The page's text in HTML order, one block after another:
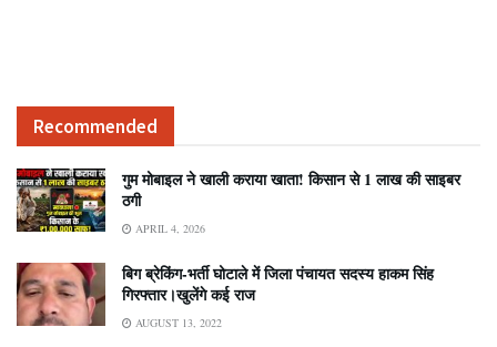
Recommended
गुम मोबाइल ने खाली कराया खाता! किसान से 1 लाख की साइबर
ठगी
APRIL 4, 2026
बिग ब्रेकिंग-भर्ती घोटाले में जिला पंचायत सदस्य हाकम सिंह
गिरफ्तार।खुलेंगे कई राज
AUGUST 13, 2022